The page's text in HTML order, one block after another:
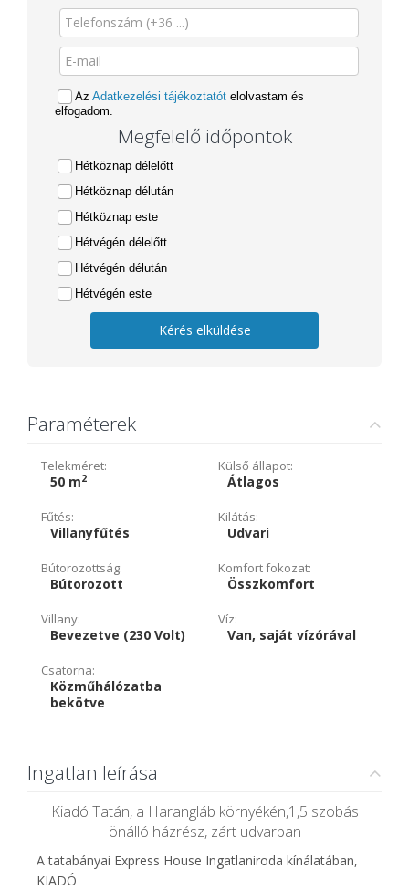
Az Adatkezelési tájékoztatót elolvastam és
elfogadom.
Megfelelő időpontok
Hétköznap délelőtt
Hétköznap délután
Hétköznap este
Hétvégén délelőtt
Hétvégén délután
Hétvégén este
Kérés elküldése
Paraméterek
Telekméret:
50 m2
Külső állapot:
Átlagos
Fűtés:
Villanyfűtés
Kilátás:
Udvari
Bútorozottság:
Bútorozott
Komfort fokozat:
Összkomfort
Villany:
Bevezetve (230 Volt)
Víz:
Van, saját vízórával
Csatorna:
Közműhálózatba
bekötve
Ingatlan leírása
Kiadó Tatán, a Harangláb környékén,1,5 szobás
önálló házrész, zárt udvarban
A tatabányai Express House Ingatlaniroda kínálatában,
KIADÓ